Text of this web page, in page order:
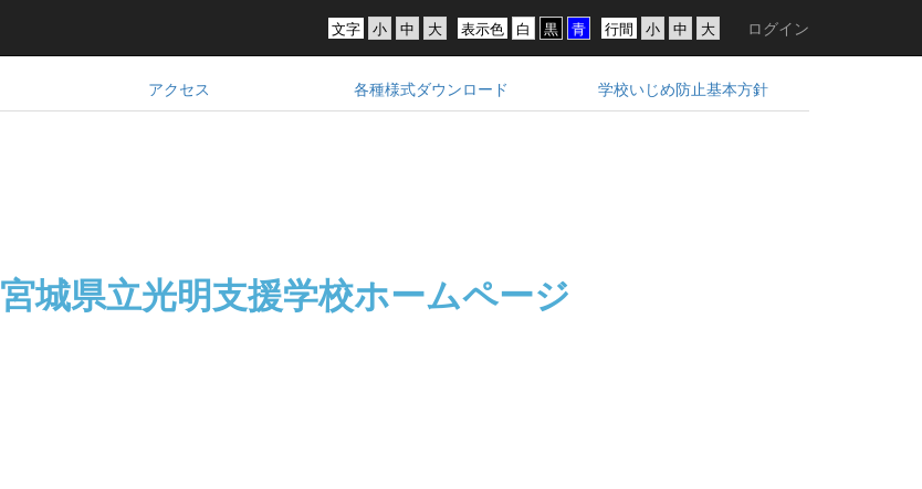
行間
表示色
文字 ログイン
アクセス 各種様式ダウンロード 学校いじめ防止基本方針
宮城県立光明支援学校ホームページ